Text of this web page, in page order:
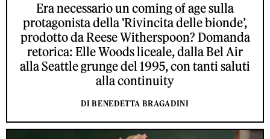
Era necessario un coming of age sulla
protagonista della 'Rivincita delle bionde’,
prodotto da Reese Witherspoon? Domanda
retorica: Elle Woods liceale, dalla Bel Air
alla Seattle grunge del 1995, con tanti saluti
alla continuity
DI BENEDETTA BRAGADINI